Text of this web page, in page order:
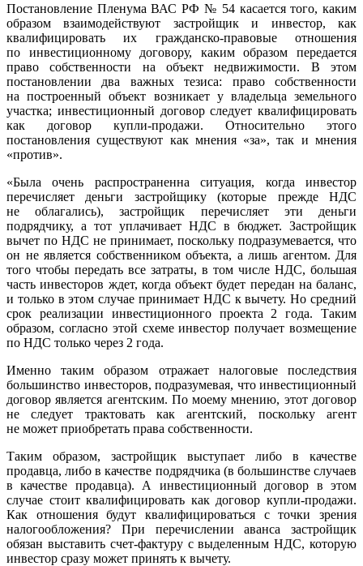
Постановление Пленума ВАС РФ № 54 касается того, каким
образом взаимодействуют застройщик и инвестор, как
квалифицировать их гражданско-правовыеотношения
по инвестиционному договору, каким образом передается
право собственности на объект недвижимости. В этом
постановлении два важных тезиса: право собственности
на построенный объект возникает у владельца земельного
участка; инвестиционный договор следует квалифицировать
как договор купли-продажи. Относительно этого
постановления существуют как мнения «за», так и мнения
«против».
«Была очень распространенна ситуация, когда инвестор
перечисляет деньги застройщику (которые прежде НДС
не облагались), застройщик перечисляет эти деньги
подрядчику, а тот уплачивает НДС в бюджет. Застройщик
вычет по НДС не принимает, поскольку подразумевается, что
он не является собственником объекта, а лишь агентом. Для
того чтобы передать все затраты, в том числе НДС, большая
часть инвесторов ждет, когда объект будет передан на баланс,
и только в этом случае принимает НДС к вычету. Но средний
срок реализации инвестиционного проекта 2 года. Таким
образом, согласно этой схеме инвестор получает возмещение
по НДС только через 2 года.
Именно таким образом отражает налоговые последствия
большинство инвесторов, подразумевая, что инвестиционный
договор является агентским. По моему мнению, этот договор
не следует трактовать как агентский, поскольку агент
не может приобретать права собственности.
Таким образом, застройщик выступает либо в качестве
продавца, либо в качестве подрядчика (в большинстве случаев
в качестве продавца). А инвестиционный договор в этом
случае стоит квалифицировать как договор купли-продажи.
Как отношения будут квалифицироваться с точки зрения
налогообложения? При перечислении аванса застройщик
обязан выставить счет-фактурус выделенным НДС, которую
инвестор сразу может принять к вычету.